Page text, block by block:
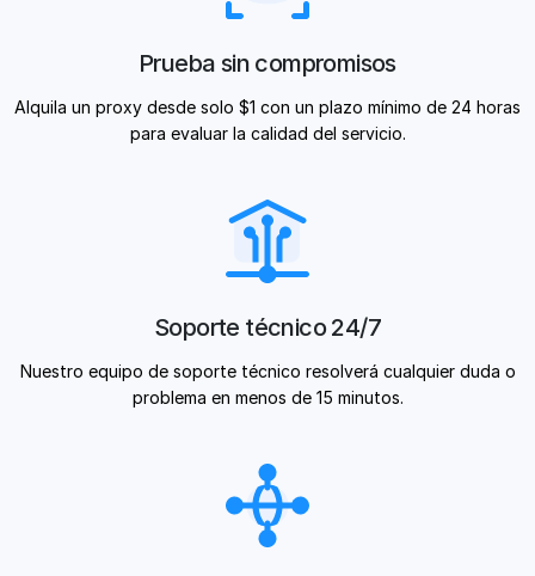
Prueba sin compromisos
Alquila un proxy desde solo $1 con un plazo mínimo de 24 horas
para evaluar la calidad del servicio.
Soporte técnico 24/7
Nuestro equipo de soporte técnico resolverá cualquier duda o
problema en menos de 15 minutos.